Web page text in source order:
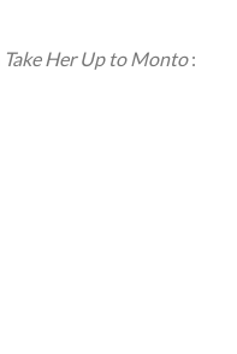
Take Her Up to Monto: